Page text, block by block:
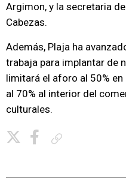
Argimon, y la secretaria
Cabezas.
Además, Plaja ha
trabaja para implantar de
limitará el aforo al 50%
al 70% al interior del
culturales.